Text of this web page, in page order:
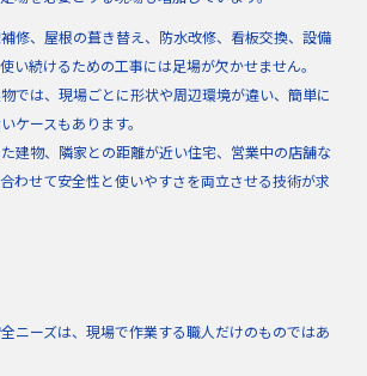
修、屋根の葺き替え、防水改修、看板交換、設備
い続けるための工事には足場が欠かせません。
では、現場ごとに形状や周辺環境が違い、簡単に
ケースもあります。
建物、隣家との距離が近い住宅、営業中の店舗な
わせて安全性と使いやすさを両立させる技術が求
ニーズは、現場で作業する職人だけのものではあ